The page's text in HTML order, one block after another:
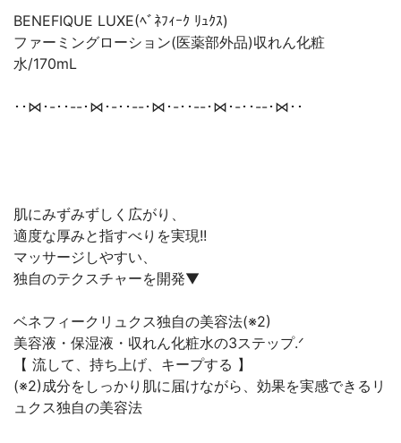
BENEFIQUE LUXE(ﾍﾞﾈﾌｨｰｸ ﾘｭｸｽ)
ファーミングローション(医薬部外品)収れん化粧
水/170mL
･･⋈･-･･--･⋈･-･･--･⋈･-･･--･⋈･-･･--･⋈･･
肌にみずみずしく広がり、
適度な厚みと指すべりを実現!!
マッサージしやすい、
独自のテクスチャーを開発▼
ベネフィークリュクス独自の美容法(※2)
美容液・保湿液・収れん化粧水の3ステップ‪.ᐟ
【 流して、持ち上げ、キープする 】
(※2)成分をしっかり肌に届けながら、効果を実感できるリ
ュクス独自の美容法